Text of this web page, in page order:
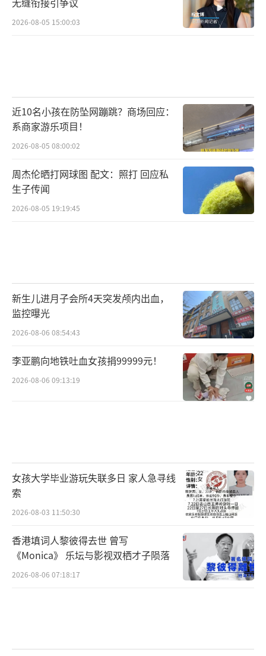
2026-08-05 15:00:03
近10名小孩在防坠网蹦跳？商场回应：
系商家游乐项目！
2026-08-05 08:00:02
周杰伦晒打网球图 配文：照打 回应私
生子传闻
2026-08-05 19:19:45
新生儿进月子会所4天突发颅内出血，
监控曝光
2026-08-06 08:54:43
李亚鹏向地铁吐血女孩捐99999元！
2026-08-06 09:13:19
女孩大学毕业游玩失联多日 家人急寻线
索
2026-08-03 11:50:30
香港填词人黎彼得去世 曾写
《Monica》 乐坛与影视双栖才子陨落
2026-08-06 07:18:17